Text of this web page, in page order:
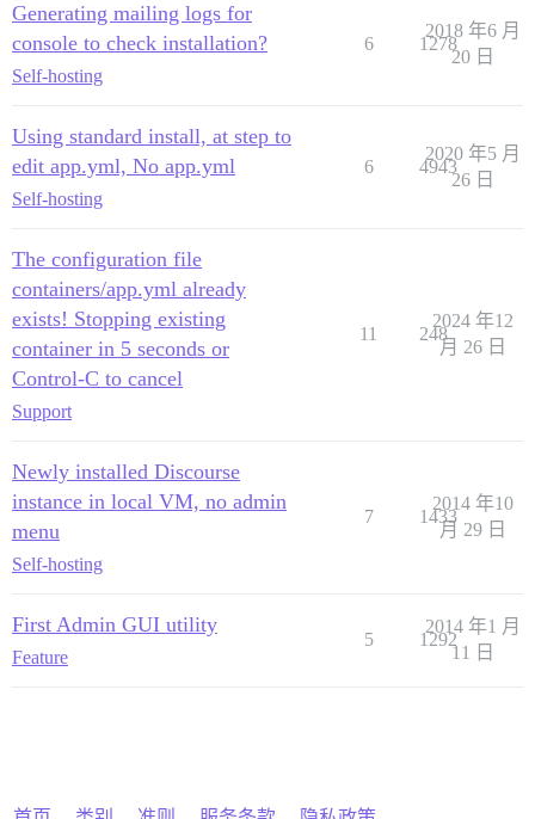
Generating mailing logs for
console to check installation?
Self-hosting
6 1278
2018 年6 月
20 日
Using standard install, at step to
edit app.yml, No app.yml
Self-hosting
6 4943
2020 年5 月
26 日
The configuration file
containers/app.yml already
exists! Stopping existing
container in 5 seconds or
Control-C to cancel
Support
11 248
2024 年12
月 26 日
Newly installed Discourse
instance in local VM, no admin
menu
Self-hosting
7 1433
2014 年10
月 29 日
First Admin GUI utility
Feature
5 1292
2014 年1 月
11 日